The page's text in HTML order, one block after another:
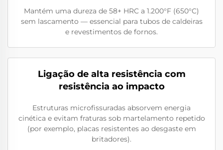
Mantém uma dureza de 58+ HRC a 1.200°F (650°C)
sem lascamento — essencial para tubos de caldeiras
e revestimentos de fornos.
Ligação de alta resistência com
resistência ao impacto
Estruturas microfissuradas absorvem energia
cinética e evitam fraturas sob martelamento repetido
(por exemplo, placas resistentes ao desgaste em
britadores).